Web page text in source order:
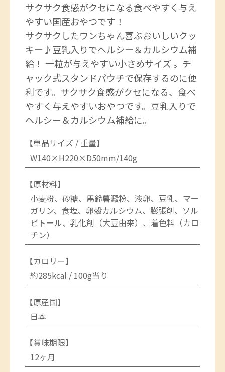
サクサク食感がクセになる食べやすく与え
やすい国産おやつです！
サクサクしたワンちゃん喜ぶおいしいクッ
キー♪豆乳入りでヘルシー＆カルシウム補
給！ 一粒が与えやすい小さめサイズ 。チ
ャック式スタンドパウチで保存するのに便
利です。サクサク食感がクセになる、食べ
やすく与えやすいおやつです。豆乳入りで
ヘルシー＆カルシウム補給に。
【単品サイズ / 重量】
W140×H220×D50mm/140g
【原材料】
小麦粉、砂糖、馬鈴薯澱粉、液卵、豆乳、マー
ガリン、食塩、卵殻カルシウム、膨張剤、ソル
ビトール、乳化剤（大豆由来）、着色料（カロ
チン）
【カロリー】
約285kcal / 100g当り
【原産国】
日本
【賞味期限】
12ヶ月